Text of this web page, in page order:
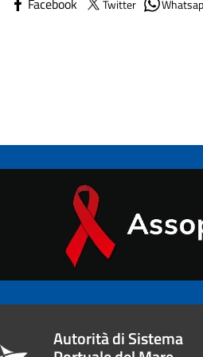
Facebook Twitter
Autorità di Sistema